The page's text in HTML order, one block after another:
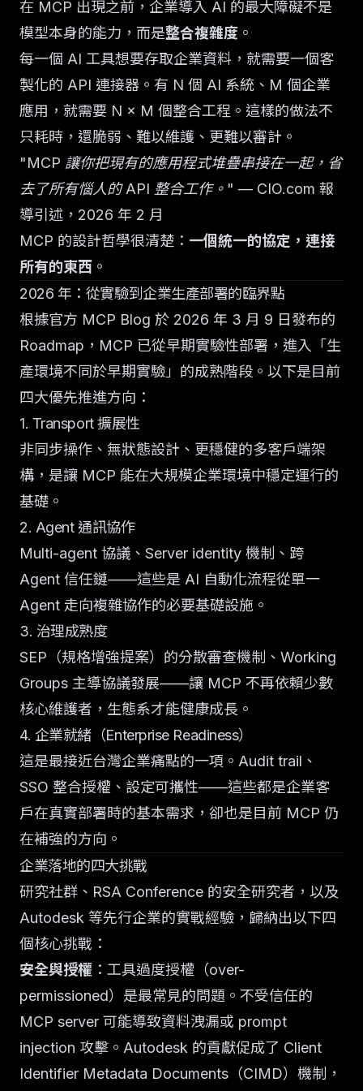
在 MCP 出現之前，企業導入 AI 的最大障礙不是
模型本身的能力，而是整合複雜度 。
每一個 AI 工具想要存取企業資料，就需要一個客
製化的 API 連接器。有 N 個 AI 系統、M 個企業
應用，就需要 N × M 個整合工程。這樣的做法不
只耗時，還脆弱、難以維護、更難以審計。
"MCP 讓你把現有的應用程式堆疊串接在一起，省
去了所有惱人的 API 整合工作。" — CIO.com 報
導引述，2026 年 2 月
MCP 的設計哲學很清楚： 一個統一的協定，連接
所有的東西 。
2026 年：從實驗到企業生產部署的臨界點
根據官方 MCP Blog 於 2026 年 3 月 9 日發布的
Roadmap，MCP 已從早期實驗性部署，進入「生
產環境不同於早期實驗」的成熟階段。以下是目前
四大優先推進方向：
1. Transport 擴展性
非同步操作、無狀態設計、更穩健的多客戶端架
構，是讓 MCP 能在大規模企業環境中穩定運行的
基礎。
2. Agent 通訊協作
Multi-agent 協議、Server identity 機制、跨
Agent 信任鏈——這些是 AI 自動化流程從單一
Agent 走向複雜協作的必要基礎設施。
3. 治理成熟度
SEP（規格增強提案）的分散審查機制、Working
Groups 主導協議發展——讓 MCP 不再依賴少數
核心維護者，生態系才能健康成長。
4. 企業就緒（Enterprise Readiness）
這是最接近台灣企業痛點的一項。Audit trail、
SSO 整合授權、設定可攜性——這些都是企業客
戶在真實部署時的基本需求，卻也是目前 MCP 仍
在補強的方向。
企業落地的四大挑戰
研究社群、RSA Conference 的安全研究者，以及
Autodesk 等先行企業的實戰經驗，歸納出以下四
個核心挑戰：
安全與授權 ：工具過度授權（over-
permissioned）是最常見的問題。不受信任的
MCP server 可能導致資料洩漏或 prompt
injection 攻擊。Autodesk 的貢獻促成了 Client
Identifier Metadata Documents（CIMD）機制，